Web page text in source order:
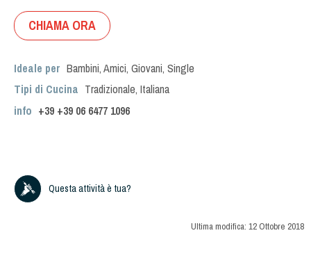
CHIAMA ORA
Ideale per Bambini,Amici, Giovani, Single
Tipi di Cucina Tradizionale, Italiana
info +39 +39 06 6477 1096
Questa attività è tua?
Ultima modifica: 12 Ottobre 2018